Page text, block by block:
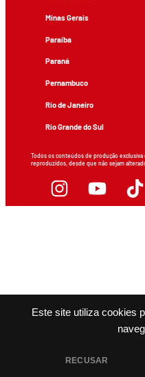
Este site utiliza cookies
RECUSAR
Minas Gerais
Paraíba
Paraná
Pernambuco
Rio de Janeiro
Rio Grande do Sul
Todos os conteúdos de produção
reproduzidos, desde que não sejam